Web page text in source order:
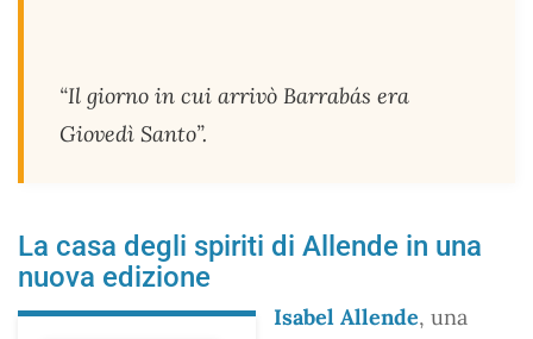
“Il giorno in cui arrivò Barrabás era
Giovedì Santo”.
La casa degli spiriti di Allende in una
nuova edizione
Isabel Allende, una